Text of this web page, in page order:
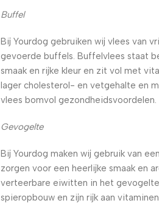
Buffel
Bij Yourdog gebruiken wij vlees van
gevoerde buffels. Buffelvlees staat
smaak en rijke kleur en zit vol met
lager cholesterol- en vetgehalte en
vlees bomvol gezondheidsvoordelen.
Gevogelte
Bij Yourdog maken wij gebruik van
zorgen voor een heerlijke smaak en
verteerbare eiwitten in het
spieropbouw en zijn rijk aan